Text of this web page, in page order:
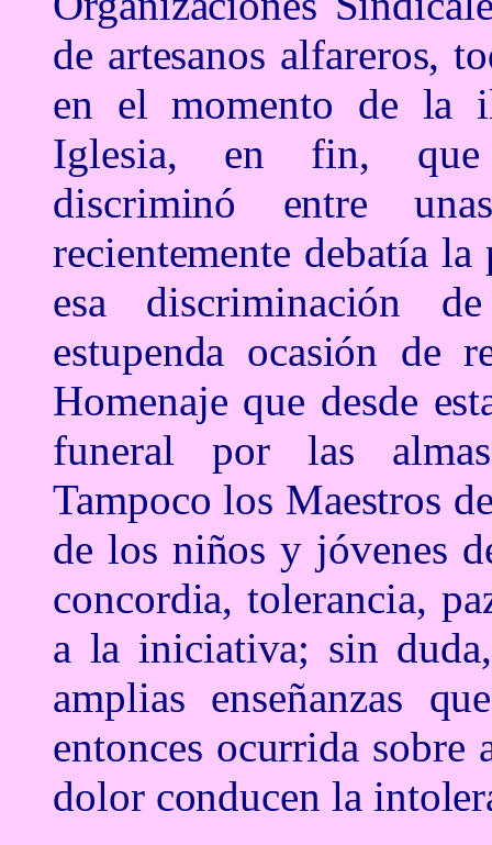
de artesanos alfareros,
en el momento de la
Iglesia, en fin, que
discriminó entre
recientemente debatía
esa discriminación
estupenda ocasión de
Homenaje que desde
funeral por las
Tampoco los Maestros
de los niños y jóvenes
concordia, tolerancia,
a la iniciativa; sin
amplias enseñanzas
entonces ocurrida sobre
dolor conducen la